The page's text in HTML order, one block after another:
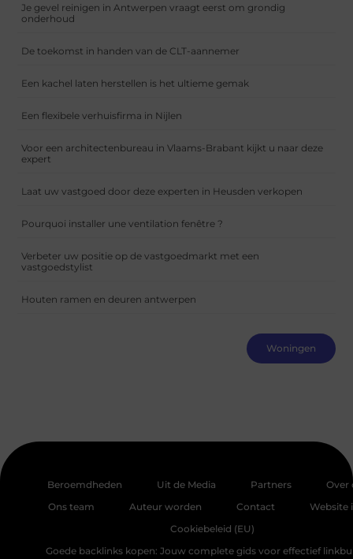
Je gevel reinigen in Antwerpen vraagt eerst om grondig
onderhoud
De toekomst in handen van de CLT-aannemer
Een kachel laten herstellen is het ultieme gemak
Een flexibele verhuisfirma in Nijlen
Voor een architectenbureau in Vlaams-Brabant kijkt u naar deze
expert
Laat uw vastgoed door deze experten in Heusden verkopen
Pourquoi installer une ventilation fenêtre ?
Verbeter uw positie op de vastgoedmarkt met een
vastgoedstylist
Houten ramen en deuren antwerpen
Woningen
Beroemdheden Uit de Media Partners
Over
Ons team
Auteur worden Contact
Website
Cookiebeleid (EU)
Goede backlinks kopen: Jouw complete gids voor effectief